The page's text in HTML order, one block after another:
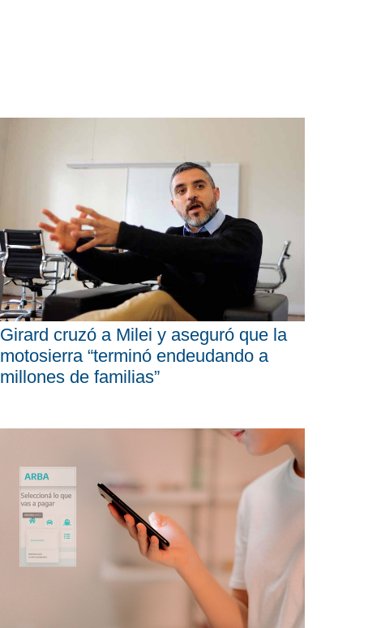
Girard cruzó a Milei y aseguró que la
motosierra “terminó endeudando a
millones de familias”